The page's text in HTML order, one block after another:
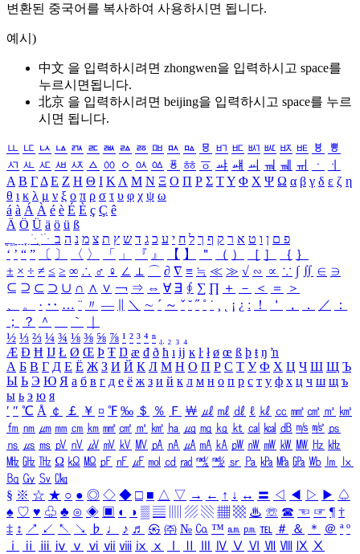
변환된 중국어를 복사하여 사용하시면 됩니다.
예시)
中文 을 입력하시려면 zhongwen을 입력하시고 space를
누르시면됩니다.
北京 을 입력하시려면 beijing을 입력하시고 space를 누르
시면 됩니다.
ㅥ ㅦ ㅧ ㅨ ㅩ ㅪ ㅫ ㅬ ㅭ ㅮ ㅯ ㅰ ㅱ ㅲ ㅳ ㅴ ㅵ ㅶ ㅷ ㅸ
ㅹ
ㅺ ㅻ ㅼ ㅽ ㅾ ㅿ ㆀ ㆁ ㆂ ㆃ ㆄ ㆅ ㆆ ㆇ ㆈ ㆉ ㆊ ㆋ ㆌ ㆍ
ㆎ
Α Β ΓΔ Ε Ζ Η Θ Ι ΚΛ Μ Ν Ξ Ο Π Ρ Σ ΤΥ Φ Χ Ψ Ω α β γ δ ε ζ η
θ ι κ λ μ ν ξ ο π ρ σ τ υ φ χ ψ ω
á à Á À é è É È ç Ç ê
Ä Ö Ü ä ö ü ß
ִֶֹ ֻּ ׁׂ פ ם ן ו ט א ר ק ף ך ל ח י ע כ ג ד ש ץ ת צ מ נ ה ב
‘ ’ “ ” 〔 〕 〈 〉 「 」 『 』 【 】 ＂ （ ） ［ ］ ｛ ｝
± × ÷ ≠ ≤ ≥ ∞ ∴ ♂ ♀ ∠ ⊥ ⌒ ∂ ∇ ≡ ≒ ≪ ≫ √ ∽ ∝ ∵ ∫ ∬ ∈ ∋
⊆ ⊇ ⊂ ⊃ ∪ ∩ ∧ ∨ ￢ ⇒ ⇔ ∀ ∃ ∮ ∑ ∏ ＋ － ＜ ＝
＞
、
。 · ‥ … ¨ 〃 ― ＼ ∼ ´ ～ ˇ ˘ ˝ ˚ ˙ ¸ ¡ ¿ ː ！ ＇ ， ． ／
：
；
？ ＾ ｀
½ ⅓ ⅔ ¼ ¾ ⅛ ⅜ ⅝ ⅞ ¹ ² ³ ⁴ ⁿ ₁ ₂ ₃ ₄
Æ Ð Ħ Ĳ Ł Ø Œ Þ Ŧ Ŋ æ đ ð ħ ı ĳ ĸ ŀ ł ø œ ß þ ŧ ŋ ŉ
А Б В Г Д Е Ё Ж З И Й К Л М Н О П Р С Т У Ф Х Ц Ч Ш Щ Ъ
Ы Ь Э Ю Я а б в г д е ё ж з и й к л м н о п р с т у ф х ц ч ш щ ъ
ы ь э ю я
′ ″ ℃ Å ￠ ￡ ￥ ¤ ℉ ‰ ＄ ％ Ｆ ￦ ㎕ ㎖ ㎗ ℓ ㎘ ㏄ ㎣ ㎤ ㎥ ㎦
㎙ ㎚ ㎛ ㎜ ㎝ ㎞ ㎟ ㎠ ㎡ ㎢ ㏊ ㎍ ㎎ ㎏ ㏏ ㎈ ㎉ ㏈ ㎧ ㎨ ㎰
㎱ ㎲ ㎳ ㎴ ㎵ ㎶ ㎷ ㎸ ㎹ ㎀ ㎁ ㎂ ㎃ ㎄ ㎺ ㎻ ㎽ ㎾ ㎿ ㎐ ㎑
㎒ ㎓ ㎔ Ω ㏀ ㏁ ㎊ ㎋ ㎌ ㏖ ㏅ ㎭ ㎮ ㎯ ㏛ ㎩ ㎪ ㎫ ㎬ ㏝ ㏐
㏓
㏃ ㏉ ㏜ ㏆
§ ※ ☆ ★ ○ ● ◎ ◇ ◆ □ ■ △ ▽ → ← ↑ ↓ ↔ 〓 ◁ ◀ ▷ ▶ ♤
♠ ♡ ♥ ♧ ♣ ⊙ ◈ ▣ ◐ ◑ ▒ ▤ ▨ ▧ ▦ ▩ ♨ ☏ ☎ ☜ ☞ ¶ †
‡ ↕ ↗ ↙ ↖ ↘ ♭ ♩ ♪ ♬ ㉿ ㈜ № ㏇ ™ ㏂ ㏘ ℡ ＃ ＆ ＊ ＠ ª º
ⅰ
ⅱ ⅲ ⅳ ⅴ ⅵ ⅶ ⅷ ⅸ ⅹ Ⅳ Ⅴ Ⅵ Ⅶ Ⅷ Ⅸ Ⅹ